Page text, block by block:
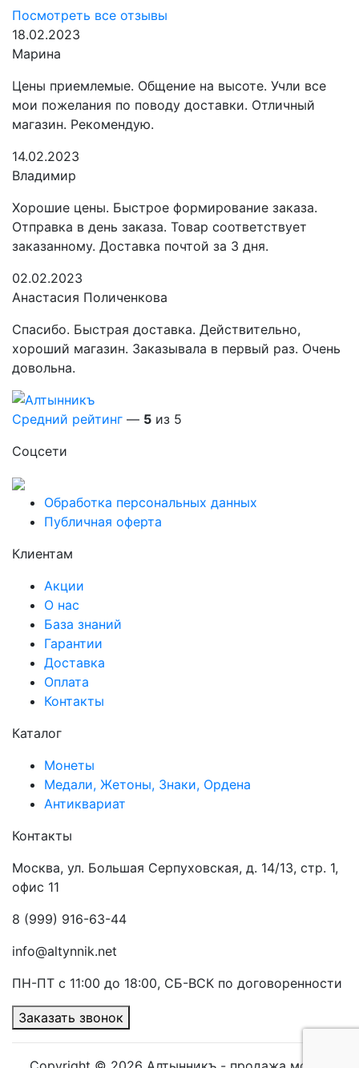
Посмотреть все отзывы
18.02.2023
Марина
Цены приемлемые. Общение на высоте. Учли все
мои пожелания по поводу доставки. Отличный
магазин. Рекомендую.
14.02.2023
Владимир
Хорошие цены. Быстрое формирование заказа.
Отправка в день заказа. Товар соответствует
заказанному. Доставка почтой за 3 дня.
02.02.2023
Анастасия Поличенкова
Спасибо. Быстрая доставка. Действительно,
хороший магазин. Заказывала в первый раз. Очень
довольна.
Средний рейтинг — 5 из 5
Соцсети
Обработка персональных данных
Публичная оферта
Клиентам
Акции
О нас
База знаний
Гарантии
Доставка
Оплата
Контакты
Каталог
Монеты
Медали, Жетоны, Знаки, Ордена
Антиквариат
Контакты
Москва, ул. Большая Серпуховская, д. 14/13, стр. 1,
офис 11
8 (999) 916-63-44
info@altynnik.net
ПН-ПТ с 11:00 до 18:00, СБ-ВСК по договоренности
Заказать звонок